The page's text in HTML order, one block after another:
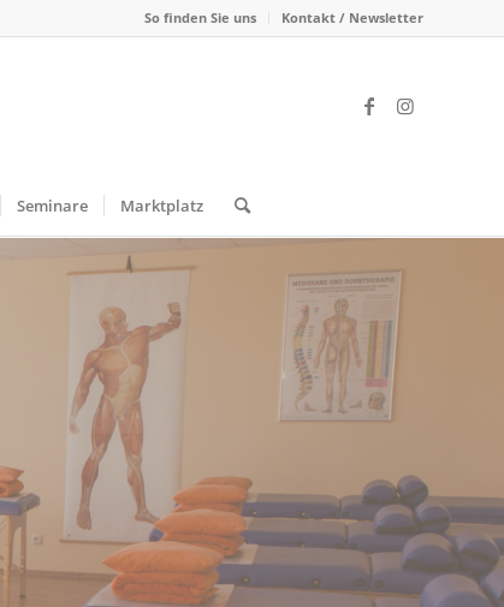
So finden Sie uns Kontakt / Newsletter
Seminare Marktplatz